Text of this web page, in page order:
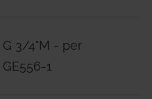
dei satelliti di
e regolazione
G 3/4"M - per
GE556-1